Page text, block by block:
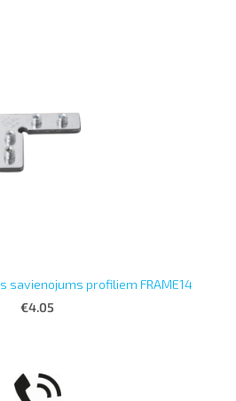
savienojums profiliem FRAME14
€4.05